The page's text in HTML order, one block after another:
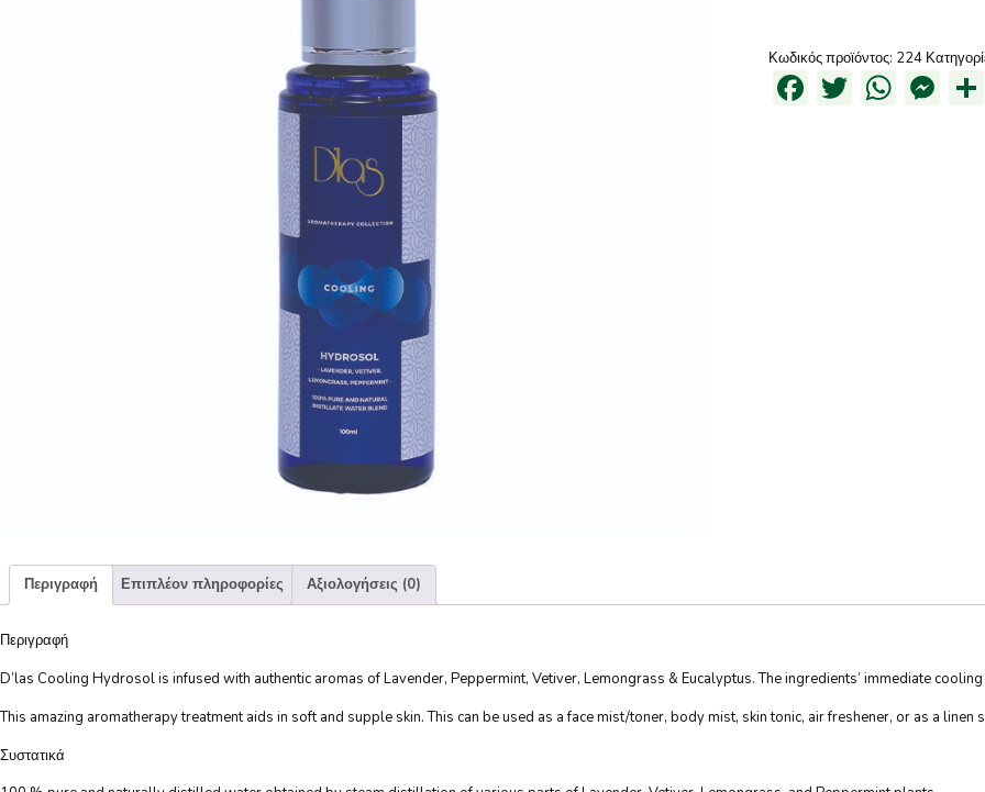
Κωδικός προϊόντος: 224
Facebook
Twitter
Περιγραφή Επιπλέον πληροφορίες Αξιολογήσεις (0)
Περιγραφή
D’las Cooling Hydrosol is infused with authentic aromas of Lavender, Peppermint, Vetiver, Lemongrass & Eucalyptus. The ingredients’ immediate
This amazing aromatherapy treatment aids in soft and supple skin. This can be used as a face mist/toner, body mist, skin tonic, air freshener, or as a linen
Συστατικά